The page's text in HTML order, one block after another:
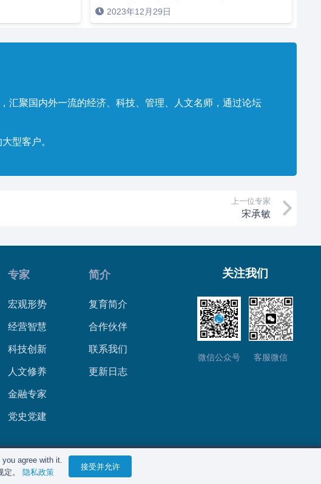
2023年12月29日
汇聚国内外一流的经济、科技、管理、人文名师，通过论坛
型客户。
上一位专家
宋承敏
专家
宏观形势
经营智慧
科技创新
人文修养
金融专家
党史党建
简介
复育简介
合作伙伴
联系我们
更新日志
关注我们
微信公众号 客服微信
号-2|隐私政策
agree with it.
定。 隐私政策
接受并允许